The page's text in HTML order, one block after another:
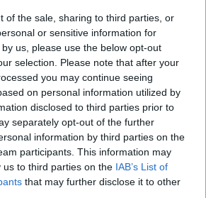
of the sale, sharing to third parties, or
or sensitive information for
us, please use the below opt-out
selection. Please note that after your
you may continue seeing
on personal information utilized by
disclosed to third parties prior to
separately opt-out of the further
information by third parties on the
participants. This information may
us to third parties on the IAB’s List of
that may further disclose it to other
6 Μπφ B
45 Km/h
70 km/h ΚΑΘΑΡΟΣ
5 Μπφ B
35 Km/h
55km/h ΚΑΘΑΡΟΣ
Ανατολή: 06:35 - Δύση 20:18
5 Μπφ B
35 Km/h
ΚΑΘΑΡΟΣ